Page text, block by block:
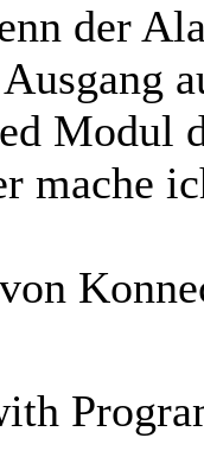
der
Modul
mache